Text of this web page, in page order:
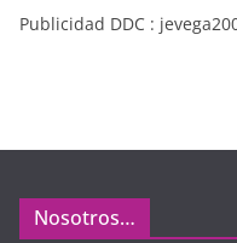
Publicidad DDC :
Nosotros…